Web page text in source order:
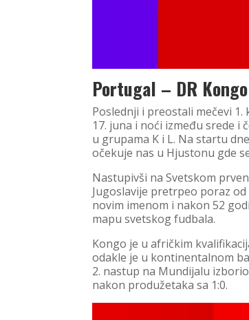
Portugal – DR Kongo
Poslednji i preostali mečevi
17. juna i noći između srede
u grupama K i L. Na startu
očekuje nas u Hjustonu gde
Nastupivši na Svetskom
Jugoslavije pretrpeo poraz od
novim imenom i nakon 52
mapu svetskog fudbala.
Kongo je u afričkim
odakle je u kontinentalnom
2. nastup na Mundijalu
nakon produžetaka sa 1:0.